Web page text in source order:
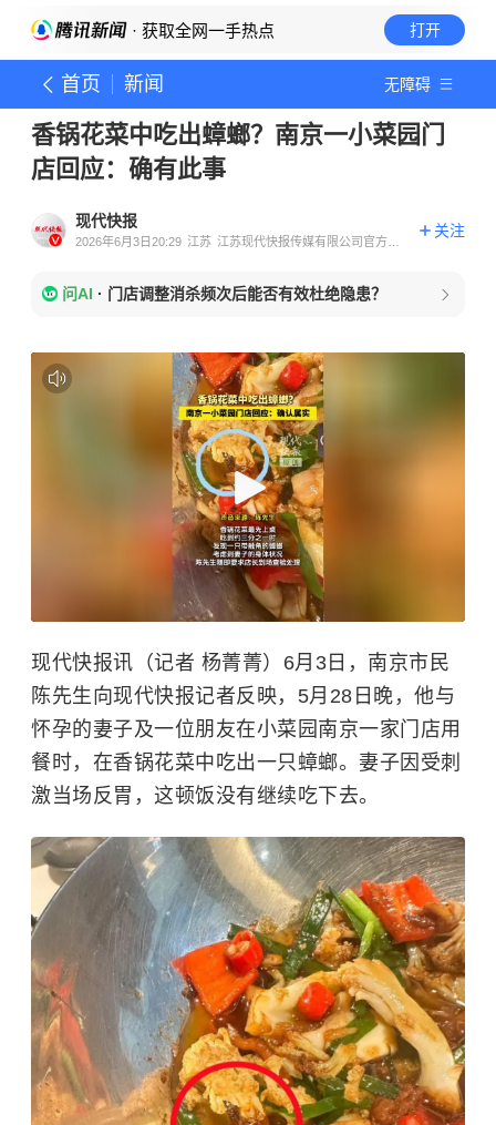
· 获取全网一手热点 打开
首页 新闻 无障碍
香锅花菜中吃出蟑螂？南京一小菜园门
店回应：确有此事
现代快报
2026年6月3日20:29 江苏 江苏现代快报传媒有限公司官方账
关注
问AI · 门店调整消杀频次后能否有效杜绝隐患？
现代快报讯（记者 杨菁菁）6月3日，南京市民
陈先生向现代快报记者反映，5月28日晚，他与
怀孕的妻子及一位朋友在小菜园南京一家门店用
餐时，在香锅花菜中吃出一只蟑螂。妻子因受刺
激当场反胃，这顿饭没有继续吃下去。